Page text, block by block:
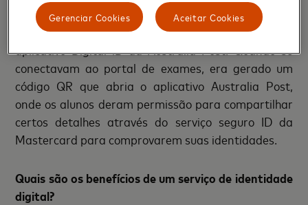
faziam as provas remotamente. Os alunos da
Deakin configuraram sua identidade digital com o
aplicativo Digital iD da Australia Post. Quando se
conectavam ao portal de exames, era gerado um
código QR que abria o aplicativo Australia Post,
onde os alunos deram permissão para compartilhar
certos detalhes através do serviço seguro ID da
Mastercard para comprovarem suas identidades.
Quais são os benefícios de um serviço de identidade
digital?
Aceitar Cookies
Gerenciar Cookies